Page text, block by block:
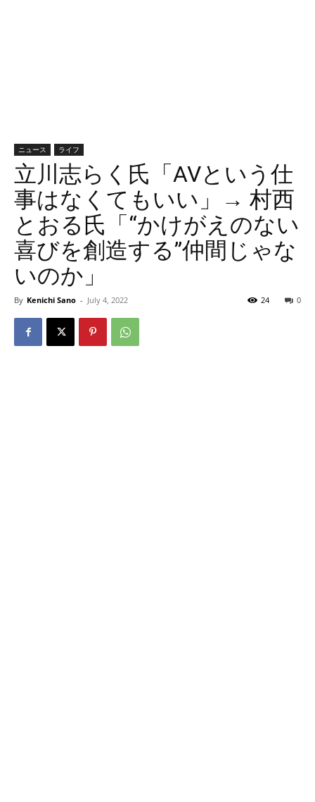
ニュース ライフ
立川志らく氏「AVという仕
事はなくてもいい」→ 村西
とおる氏「“かけがえのない
喜びを創造する”仲間じゃな
いのか」
By Kenichi Sano - July 4, 2022 0
24